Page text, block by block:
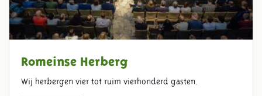
Romeinse Herberg
Wij herbergen vier tot ruim vierhonderd gasten.